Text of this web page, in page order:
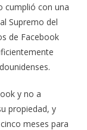
cumplió con una
Supremo del
de Facebook
y no a
propiedad, y
meses para